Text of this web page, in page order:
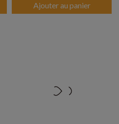
Ajouter au panier